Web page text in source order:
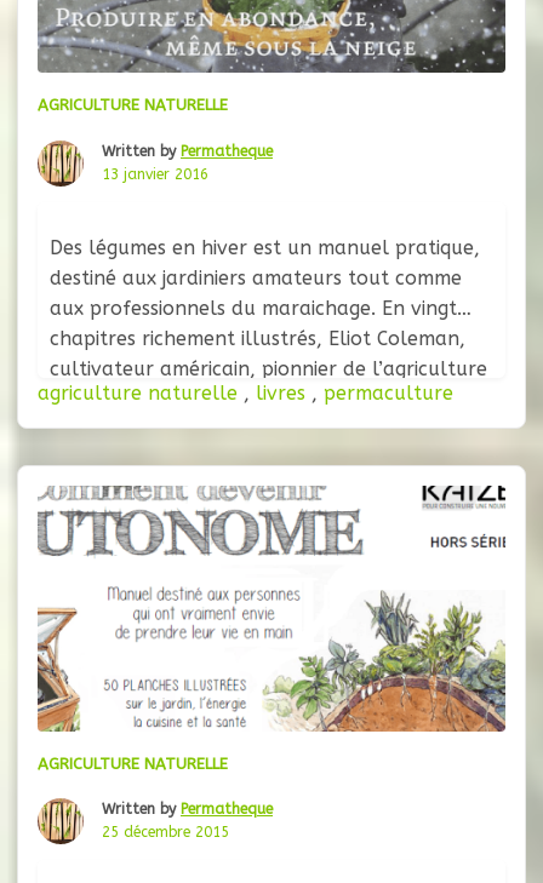
AGRICULTURE NATURELLE
Written by Permatheque
13 janvier 2016
Des légumes en hiver est un manuel pratique,
destiné aux jardiniers amateurs tout comme
aux professionnels du maraichage. En vingt
chapitres richement illustrés, Eliot Coleman,
cultivateur américain, pionnier de l’agriculture
biologique, dévoile les méthodes qu’il a
développé au cœur de son exploitation de
petite surface, selon trois principes
primordiaux : diminuer l’impact
environnemental, densifier les
agriculture naturelle , livres , permaculture
AGRICULTURE NATURELLE
Written by Permatheque
25 décembre 2015